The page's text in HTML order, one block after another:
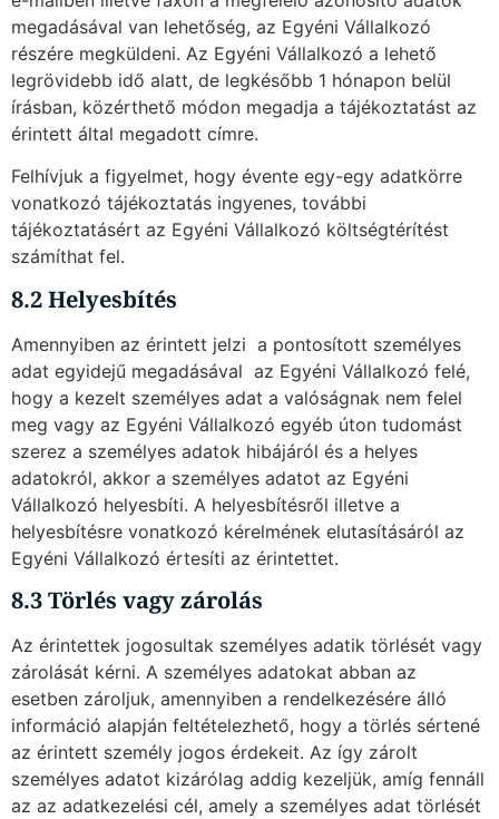
megadásával van lehetőség, az Egyéni Vállalkozó
részére megküldeni. Az Egyéni Vállalkozó a lehető
legrövidebb idő alatt, de legkésőbb 1 hónapon belül
írásban, közérthető módon megadja a tájékoztatást az
érintett által megadott címre.
Felhívjuk a figyelmet, hogy évente egy-egy adatkörre
vonatkozó tájékoztatás ingyenes, további
tájékoztatásért az Egyéni Vállalkozó költségtérítést
számíthat fel.
8.2 Helyesbítés
Amennyiben az érintett jelzi  a pontosított személyes
adat egyidejű megadásával  az Egyéni Vállalkozó felé,
hogy a kezelt személyes adat a valóságnak nem felel
meg vagy az Egyéni Vállalkozó egyéb úton tudomást
szerez a személyes adatok hibájáról és a helyes
adatokról, akkor a személyes adatot az Egyéni
Vállalkozó helyesbíti. A helyesbítésről illetve a
helyesbítésre vonatkozó kérelmének elutasításáról az
Egyéni Vállalkozó értesíti az érintettet.
8.3 Törlés vagy zárolás
Az érintettek jogosultak személyes adatik törlését vagy
zárolását kérni. A személyes adatokat abban az
esetben zároljuk, amennyiben a rendelkezésére álló
információ alapján feltételezhető, hogy a törlés sértené
az érintett személy jogos érdekeit. Az így zárolt
személyes adatot kizárólag addig kezeljük, amíg fennáll
az az adatkezelési cél, amely a személyes adat törlését